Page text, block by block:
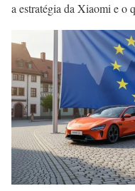
a estratégia da Xiaomi e o